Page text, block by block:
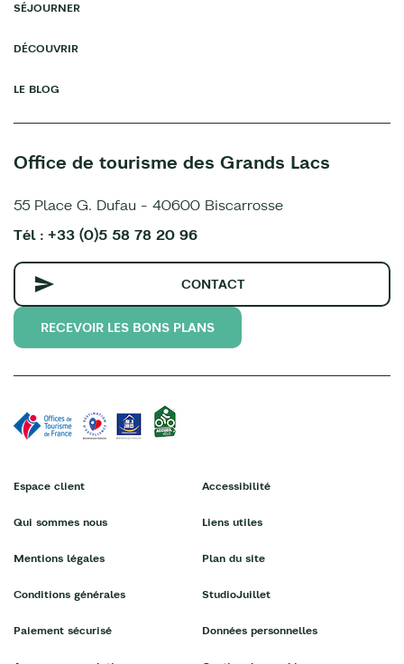
SÉJOURNER
DÉCOUVRIR
LE BLOG
Office de tourisme des Grands Lacs
55 Place G. Dufau - 40600 Biscarrosse
Tél : +33 (0)5 58 78 20 96
CONTACT
RECEVOIR LES BONS PLANS
Espace client
Qui sommes nous
Mentions légales
Conditions générales
Paiement sécurisé
Accessibilité
Liens utiles
Plan du site
StudioJuillet
Données personnelles